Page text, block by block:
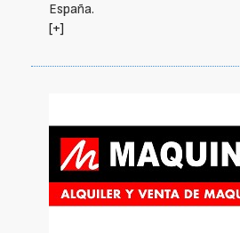
España.
[+]